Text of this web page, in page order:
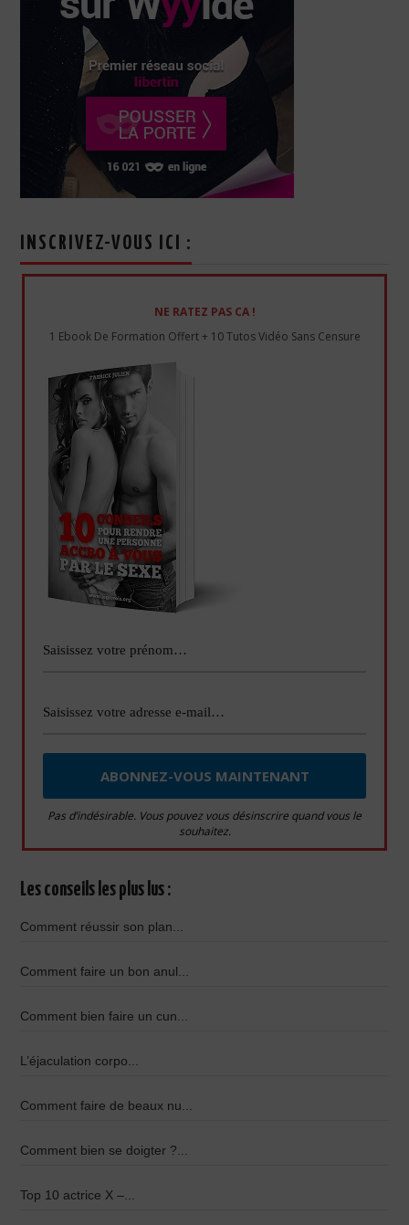
INSCRIVEZ-VOUS ICI :
NE RATEZ PAS CA !
1 Ebook De Formation Offert + 10 Tutos Vidéo Sans Censure
Pas d’indésirable. Vous pouvez vous désinscrire quand vous le
souhaitez.
Les conseils les plus lus :
Comment réussir son plan...
Comment faire un bon anul...
Comment bien faire un cun...
L’éjaculation corpo...
Comment faire de beaux nu...
Comment bien se doigter ?...
Top 10 actrice X –...